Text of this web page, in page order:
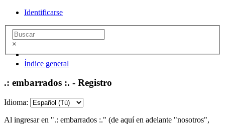
Identificarse
×
Índice general
.: embarrados :. - Registro
Idioma:
Al ingresar en ".: embarrados :." (de aquí en adelante "nosotros",